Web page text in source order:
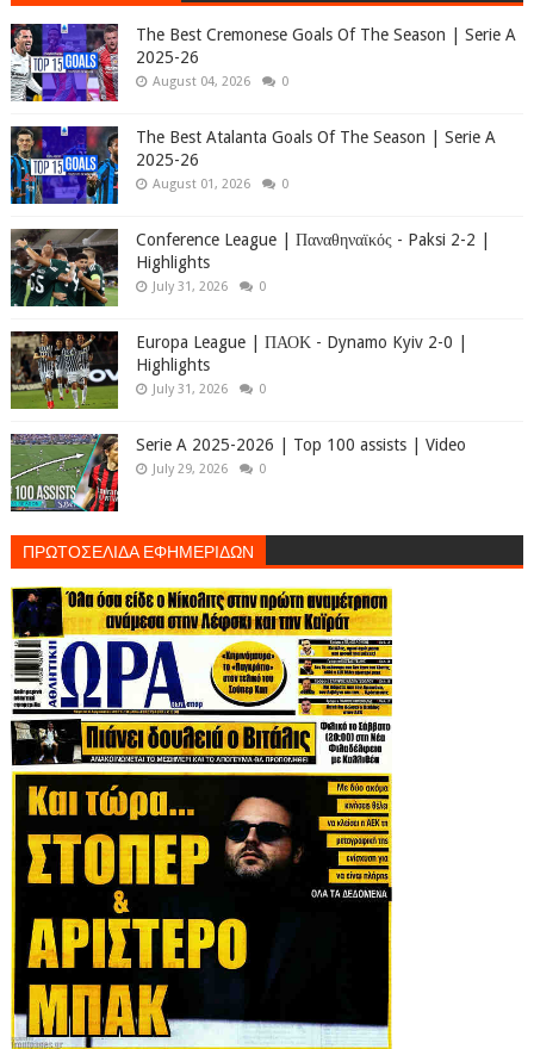
The Best Cremonese Goals Of The Season | Serie A
2025-26
August 04, 2026 0
The Best Atalanta Goals Of The Season | Serie A
2025-26
August 01, 2026 0
Conference League | Παναθηναϊκός - Paksi 2-2 |
Highlights
July 31, 2026 0
Europa League | ΠΑΟΚ - Dynamo Kyiv 2-0 |
Highlights
July 31, 2026 0
Serie A 2025-2026 | Top 100 assists | Video
July 29, 2026 0
ΠΡΩΤΟΣΕΛΙΔΑ ΕΦΗΜΕΡΙΔΩΝ